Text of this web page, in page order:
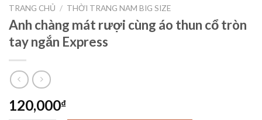
TRANG CHỦ / THỜI TRANG NAM BIG SIZE
Anh chàng mát rượi cùng áo thun cổ tròn
tay ngắn Express
120,000₫